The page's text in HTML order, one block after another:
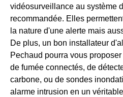
vidéosurveillance au système
recommandée. Elles
la nature d'une alerte mais
De plus, un bon installateur
Pechaud pourra vous
de fumée connectés, de
carbone, ou de sondes
alarme intrusion en un